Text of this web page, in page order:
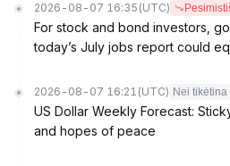
2026-08-07 16:35 (UTC)
For stock and bond investors,
today’s July jobs report could
2026-08-07 16:21 (UTC) Nei
US Dollar Weekly Forecast:
and hopes of peace